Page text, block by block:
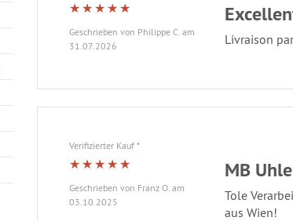
Geschrieben von Philippe C. am
31.07.2026
Livraison
Verifizierter Kauf *
Geschrieben von Franz O. am
03.10.2025
MB
Tole
aus Wien!